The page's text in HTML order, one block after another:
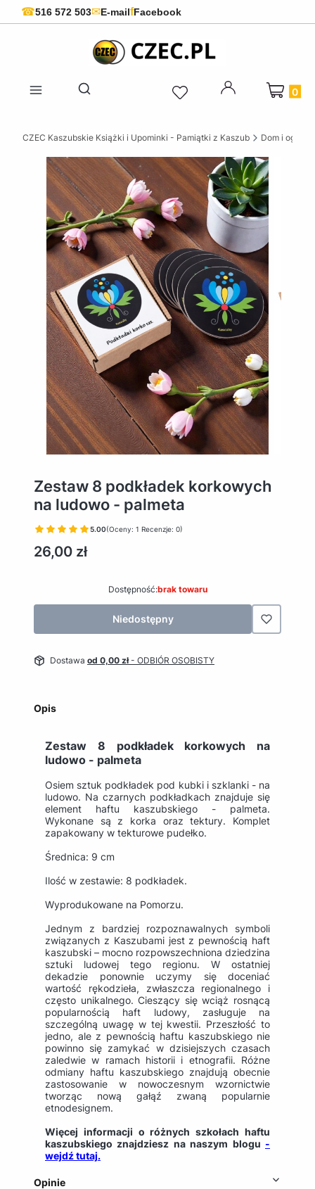
☎516 572 503✉E-mailfFacebook
Otwórz wyszukiwarkę
Produkty
CZEC Kaszubskie Książki i Upominki - Pamiątki z Kaszub Dom i ogród
Zestaw 8 podkładek korkowych
na ludowo - palmeta
5.00(Oceny: 1 Recenzje: 0)
Cena
26,00 zł
Dostępność:brak towaru
Niedostępny
Dostawa od 0,00 zł- ODBIÓR OSOBISTY
Opis
Zestaw 8 podkładek korkowych na
ludowo - palmeta
Osiem sztuk podkładek pod kubki i szklanki - na
ludowo. Na czarnych podkładkach znajduje się
element haftu kaszubskiego - palmeta.
Wykonane są z korka oraz tektury. Komplet
zapakowany w tekturowe pudełko.
Średnica: 9 cm
Ilość w zestawie: 8 podkładek.
Wyprodukowane na Pomorzu.
Jednym z bardziej rozpoznawalnych symboli
związanych z Kaszubami jest z pewnością haft
kaszubski – mocno rozpowszechniona dziedzina
sztuki ludowej tego regionu. W ostatniej
dekadzie ponownie uczymy się doceniać
wartość rękodzieła, zwłaszcza regionalnego i
często unikalnego. Cieszący się wciąż rosnącą
popularnością haft ludowy, zasługuje na
szczególną uwagę w tej kwestii. Przeszłość to
jedno, ale z pewnością haftu kaszubskiego nie
powinno się zamykać w dzisiejszych czasach
zaledwie w ramach historii i etnografii. Różne
odmiany haftu kaszubskiego znajdują obecnie
zastosowanie w nowoczesnym wzornictwie
tworząc nową gałąź zwaną popularnie
etnodesignem.
Więcej informacji o różnych szkołach haftu
kaszubskiego znajdziesz na naszym blogu -
wejdź tutaj.
Opinie